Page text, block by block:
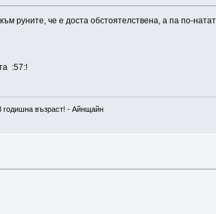
руните, че е доста обстоятелствена, а па по-
:57:!
годишна възраст! - Айнщайн